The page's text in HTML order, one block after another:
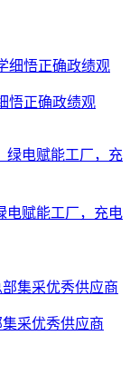
悟正确政绩观
电赋能工厂，充电
采优秀供应商